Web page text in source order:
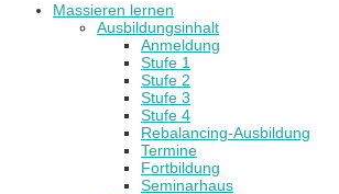
Massieren lernen
Ausbildungsinhalt
Anmeldung
Stufe 1
Stufe 2
Stufe 3
Stufe 4
Rebalancing-Ausbildung
Termine
Fortbildung
Seminarhaus